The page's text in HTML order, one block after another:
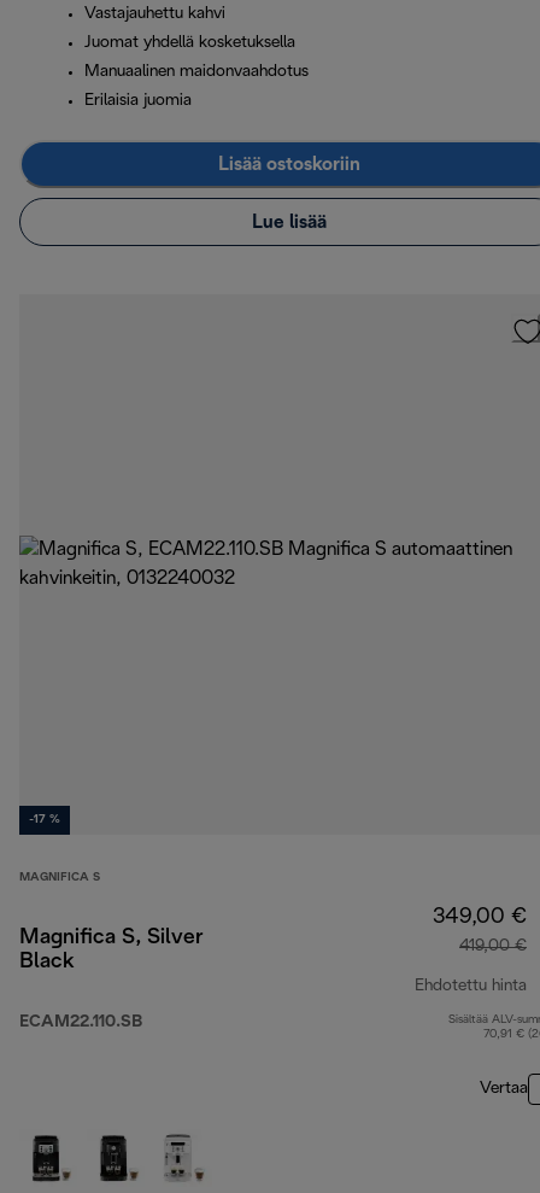
Vastajauhettu kahvi
Juomat yhdellä kosketuksella
Manuaalinen maidonvaahdotus
Erilaisia juomia
Lisää ostoskoriin
Lue lisää
-17 %
MAGNIFICA S
Magnifica S, Silver
Black
ECAM22.110.SB
349,00 €
419,00 €
Ehdotettu hinta
Sisältää ALV-
70,91 €
Vertaa